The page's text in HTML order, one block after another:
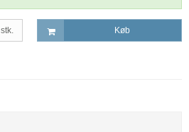
stk. Køb